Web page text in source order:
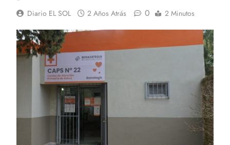
Diario EL SOL 2 Años Atrás 0 2 Minutos